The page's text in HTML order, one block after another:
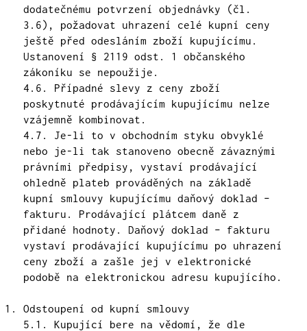
dodatečnému potvrzení objednávky (čl.
3.6), požadovat uhrazení celé kupní ceny
ještě před odesláním zboží kupujícímu.
Ustanovení § 2119 odst. 1 občanského
zákoníku se nepoužije.
4.6. Případné slevy z ceny zboží
poskytnuté prodávajícím kupujícímu nelze
vzájemně kombinovat.
4.7. Je-li to v obchodním styku obvyklé
nebo je-li tak stanoveno obecně závaznými
právními předpisy, vystaví prodávající
ohledně plateb prováděných na základě
kupní smlouvy kupujícímu daňový doklad –
fakturu. Prodávající plátcem daně z
přidané hodnoty. Daňový doklad – fakturu
vystaví prodávající kupujícímu po uhrazení
ceny zboží a zašle jej v elektronické
podobě na elektronickou adresu kupujícího.
Odstoupení od kupní smlouvy
5.1. Kupující bere na vědomí, že dle